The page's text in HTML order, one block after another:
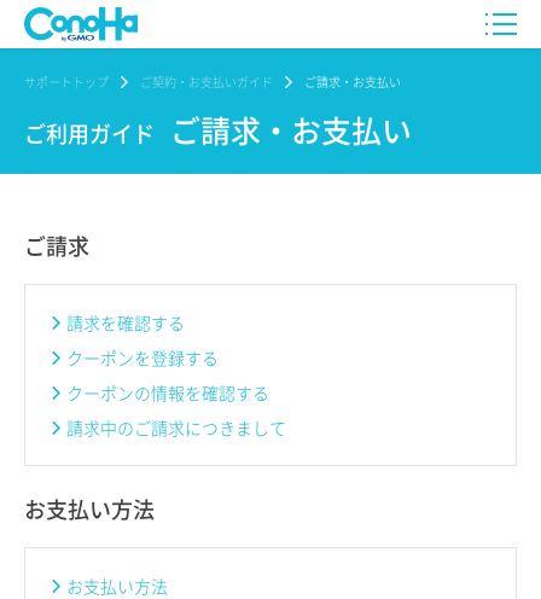
サポートトップ ご契約・お支払いガイド ご請求・お支払い
ご利用ガイド ご請求・お支払い
ご請求
請求を確認する
クーポンを登録する
クーポンの情報を確認する
請求中のご請求につきまして
お支払い方法
お支払い方法